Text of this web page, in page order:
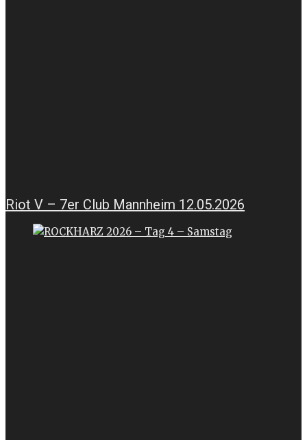
Riot V – 7er Club Mannheim 12.05.2026